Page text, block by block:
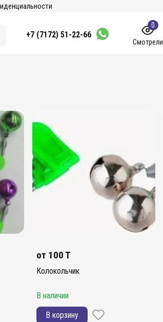
+7 (7172) 51-22-66
0
Смотрели
от 100 T
Колокольчик
В наличии
В корзину